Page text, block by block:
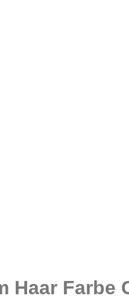
Haar Farbe